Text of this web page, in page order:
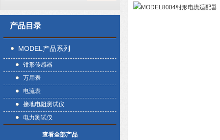
产品目录
MODEL产品系列
钳形传感器
万用表
电流表
接地电阻测试仪
电力测试仪
查看全部产品